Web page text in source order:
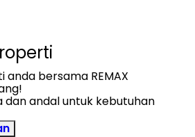
bersama REMAX
dan andal untuk kebutuhan